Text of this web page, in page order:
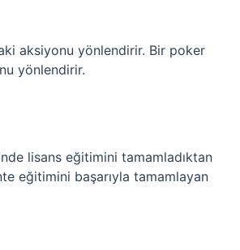
aksiyonu yönlendirir. Bir poker
yönlendirir.
lisans eğitimini tamamladıktan
eğitimini başarıyla tamamlayan